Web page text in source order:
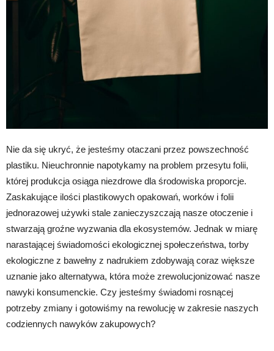
Nie da się ukryć, że jesteśmy otaczani przez powszechność
plastiku. Nieuchronnie napotykamy na problem przesytu folii,
której produkcja osiąga niezdrowe dla środowiska proporcje.
Zaskakujące ilości plastikowych opakowań, worków i folii
jednorazowej używki stale zanieczyszczają nasze otoczenie i
stwarzają groźne wyzwania dla ekosystemów. Jednak w miarę
narastającej świadomości ekologicznej społeczeństwa, torby
ekologiczne z bawełny z nadrukiem zdobywają coraz większe
uznanie jako alternatywa, która może zrewolucjonizować nasze
nawyki konsumenckie. Czy jesteśmy świadomi rosnącej
potrzeby zmiany i gotowiśmy na rewolucję w zakresie naszych
codziennych nawyków zakupowych?